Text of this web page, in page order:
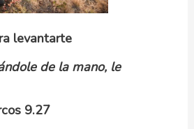
levantarte
de la mano, le
9.27